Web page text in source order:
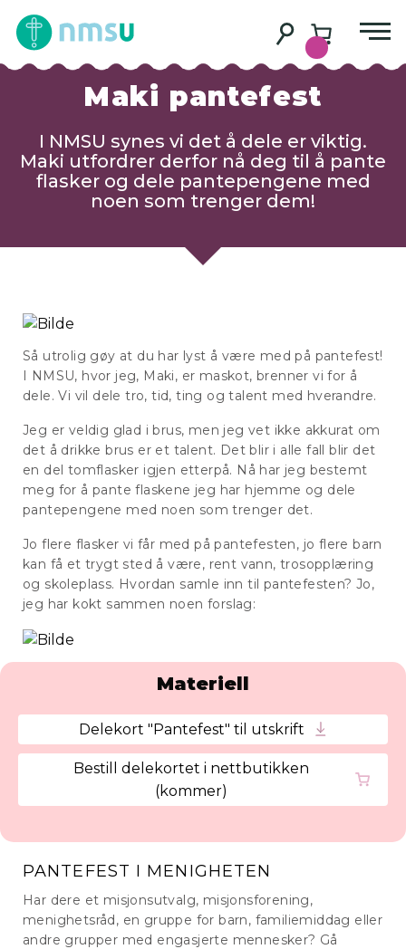
Maki pantefest
I NMSU synes vi det å dele er viktig.
Maki utfordrer derfor nå deg til å pante
flasker og dele pantepengene med
noen som trenger dem!
Så utrolig gøy at du har lyst å være med på pantefest!
I NMSU, hvor jeg, Maki, er maskot, brenner vi for å
dele. Vi vil dele tro, tid, ting og talent med hverandre.
Jeg er veldig glad i brus, men jeg vet ikke akkurat om
det å drikke brus er et talent. Det blir i alle fall blir det
en del tomflasker igjen etterpå. Nå har jeg bestemt
meg for å pante flaskene jeg har hjemme og dele
pantepengene med noen som trenger det.
Jo flere flasker vi får med på pantefesten, jo flere barn
kan få et trygt sted å være, rent vann, trosopplæring
og skoleplass. Hvordan samle inn til pantefesten? Jo,
jeg har kokt sammen noen forslag:
Materiell
Delekort "Pantefest" til utskrift
Bestill delekortet i nettbutikken
(kommer)
PANTEFEST I MENIGHETEN
Har dere et misjonsutvalg, misjonsforening,
menighetsråd, en gruppe for barn, familiemiddag eller
andre grupper med engasjerte mennesker? Gå